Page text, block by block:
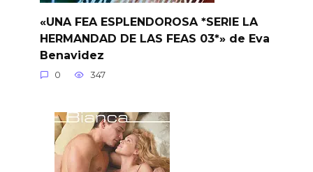
«UNA FEA ESPLENDOROSA *SERIE LA
HERMANDAD DE LAS FEAS 03*» de Eva
Benavidez
0 347